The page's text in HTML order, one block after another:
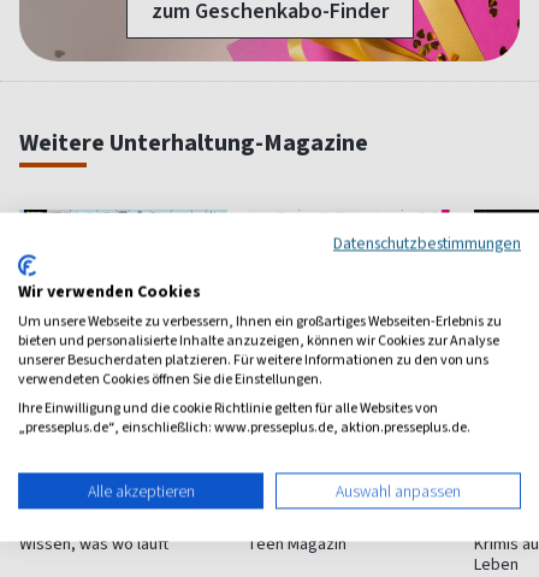
zum Geschenkabo-Finder
Weitere Unterhaltung-Magazine
Streaming
Wissen, was wo läuft
Popcorn
Teen Magazin
stern
Krimis
Leben
Datenschutzbestimmungen
Wir verwenden Cookies
Um unsere Webseite zu verbessern, Ihnen ein großartiges Webseiten-Erlebnis zu
bieten und personalisierte Inhalte anzuzeigen, können wir Cookies zur Analyse
unserer Besucherdaten platzieren. Für weitere Informationen zu den von uns
verwendeten Cookies öffnen Sie die Einstellungen.
Ihre Einwilligung und die cookie Richtlinie gelten für alle Websites von
„presseplus.de“, einschließlich: www.presseplus.de, aktion.presseplus.de.
Alle akzeptieren Auswahl anpassen